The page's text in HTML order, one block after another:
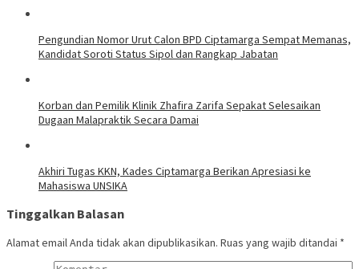
Pengundian Nomor Urut Calon BPD Ciptamarga Sempat Memanas,
Kandidat Soroti Status Sipol dan Rangkap Jabatan
Korban dan Pemilik Klinik Zhafira Zarifa Sepakat Selesaikan
Dugaan Malapraktik Secara Damai
Akhiri Tugas KKN, Kades Ciptamarga Berikan Apresiasi ke
Mahasiswa UNSIKA
Tinggalkan Balasan
Alamat email Anda tidak akan dipublikasikan. Ruas yang wajib ditandai *